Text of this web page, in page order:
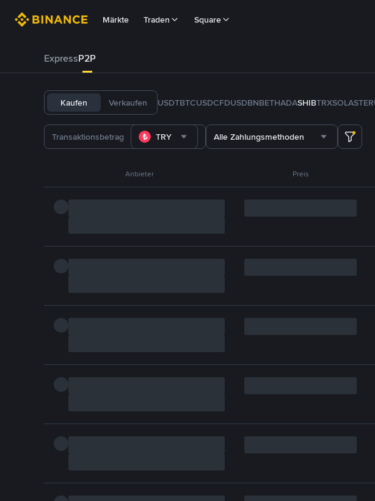
Märkte Traden Square
ExpressP2P
Kaufen Verkaufen USDTBTCUSDCFDUSDBNBETHADASHIBTRXSOLASTER
TRY Alle Zahlungsmethoden
Anbieter Preis